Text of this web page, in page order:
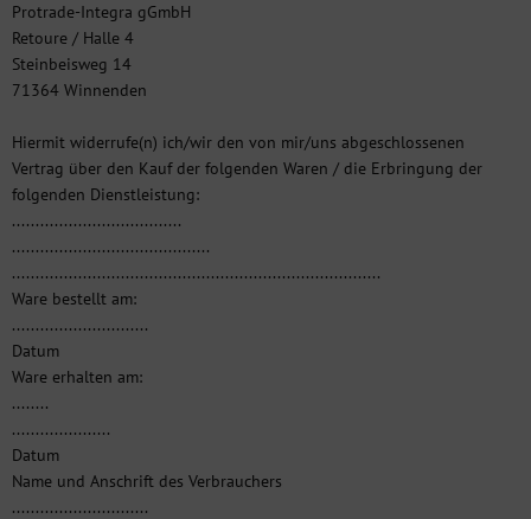
Protrade-Integra gGmbH
Retoure / Halle 4
Steinbeisweg 14
71364 Winnenden
Hiermit widerrufe(n) ich/wir den von mir/uns abgeschlossenen
Vertrag über den Kauf der folgenden Waren / die Erbringung der
folgenden Dienstleistung:
....................................
..........................................
..............................................................................
Ware bestellt am:
.............................
Datum
Ware erhalten am:
........
.....................
Datum
Name und Anschrift des Verbrauchers
.............................